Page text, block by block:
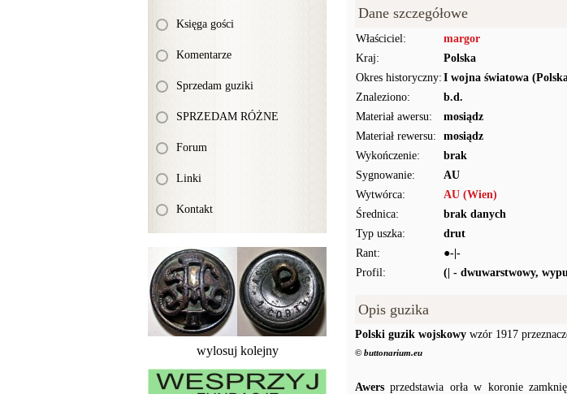
Księga gości
Komentarze
Sprzedam guziki
SPRZEDAM RÓŻNE
Forum
Linki
Kontakt
wylosuj kolejny
Dane szczegółowe
Właściciel:
margor
Kraj:
Polska
Okres historyczny: I wojna światowa
Znaleziono:
b.d.
Materiał awersu:
mosiądz
Materiał rewersu:
mosiądz
Wykończenie:
brak
Sygnowanie:
AU
Wytwórca:
AU (Wien)
Średnica:
brak danych
Typ uszka:
drut
Rant:
●-|-
Profil:
(| - dwuwarstwowy,
Opis guzika
Polski guzik wojskowy wzór 1917
© buttonarium.eu
Awers przedstawia orła w koronie